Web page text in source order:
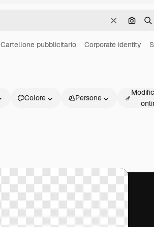
CancellaCerca
Cartellone pubblicitario Corporate identity
Colore Persone
Inizia Azienda